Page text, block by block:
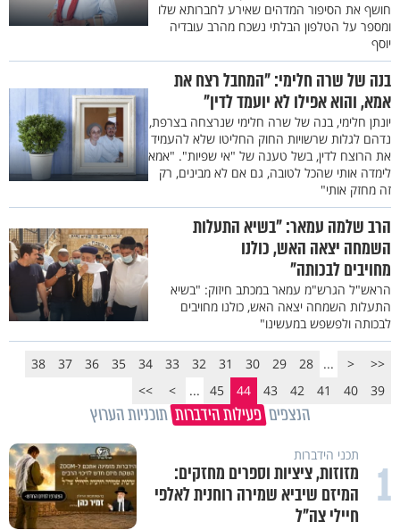
חושף את הסיפור המדהים שאירע לחברותא שלו
ומספר על הטלפון הבלתי נשכח מהרב עובדיה
יוסף
בנה של שרה חלימי: "המחבל רצח את
אמא, והוא אפילו לא יועמד לדין"
יונתן חלימי, בנה של שרה חלימי שנרצחה בצרפת,
נדהם לגלות שרשויות החוק החליטו שלא להעמיד
את הרוצח לדין, בשל טענה של "אי שפיות". "אמא
לימדה אותי שהכל לטובה, גם אם לא מבינים, רק
זה מחזק אותי"
הרב שלמה עמאר: "בשיא התעלות
השמחה יצאה האש, כולנו
מחויבים לבכותה"
הראש"ל הגרש"מ עמאר במכתב חיזוק: "בשיא
התעלות השמחה יצאה האש, כולנו מחויבים
לבכותה ולפשפש במעשינו"
<<
<
...
28
29
30
31
32
33
34
35
36
37
38
39
40
41
42
43
44
45
...
>
>>
הנצפים פעילות הידברות תוכניות הערוץ
1 תכני הידברות
מזוזות, ציציות וספרים מחזקים:
המיזם שיביא שמירה רוחנית לאלפי
חיילי צה"ל